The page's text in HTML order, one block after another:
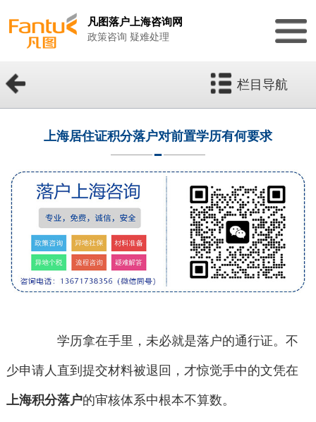
凡图落户上海咨询网
政策咨询 疑难处理
栏目导航
上海居住证积分落户对前置学历有何要求
学历拿在手里，未必就是落户的通行证。不
少申请人直到提交材料被退回，才惊觉手中的文凭在
上海积分落户的审核体系中根本不算数。